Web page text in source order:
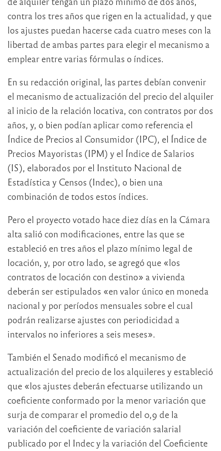
contra los tres años que rigen en la actualidad, y que
los ajustes puedan hacerse cada cuatro meses con la
libertad de ambas partes para elegir el mecanismo a
emplear entre varias fórmulas o índices.
En su redacción original, las partes debían convenir
el mecanismo de actualización del precio del alquiler
al inicio de la relación locativa, con contratos por dos
años, y, o bien podían aplicar como referencia el
Índice de Precios al Consumidor (IPC), el Índice de
Precios Mayoristas (IPM) y el Índice de Salarios
(IS), elaborados por el Instituto Nacional de
Estadística y Censos (Indec), o bien una
combinación de todos estos índices.
Pero el proyecto votado hace diez días en la Cámara
alta salió con modificaciones, entre las que se
estableció en tres años el plazo mínimo legal de
locación, y, por otro lado, se agregó que «los
contratos de locación con destino» a vivienda
deberán ser estipulados «en valor único en moneda
nacional y por períodos mensuales sobre el cual
podrán realizarse ajustes con periodicidad a
intervalos no inferiores a seis meses».
También el Senado modificó el mecanismo de
actualización del precio de los alquileres y estableció
que «los ajustes deberán efectuarse utilizando un
coeficiente conformado por la menor variación que
surja de comparar el promedio del 0,9 de la
variación del coeficiente de variación salarial
publicado por el Indec y la variación del Coeficiente